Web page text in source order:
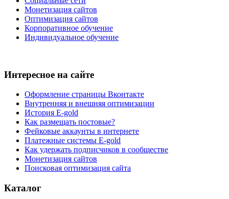
Монетизация сайтов
Оптимизация сайтов
Корпоративное обучение
Индивидуальное обучение
Интересное на сайте
Оформление страницы Вконтакте
Внутренняя и внешняя оптимизации
История E-gold
Как размещать постовые?
Фейковые аккаунты в интернете
Платежные системы E-gold
Как удержать подписчиков в сообществе
Монетизация сайтов
Поисковая оптимизация сайта
Каталог